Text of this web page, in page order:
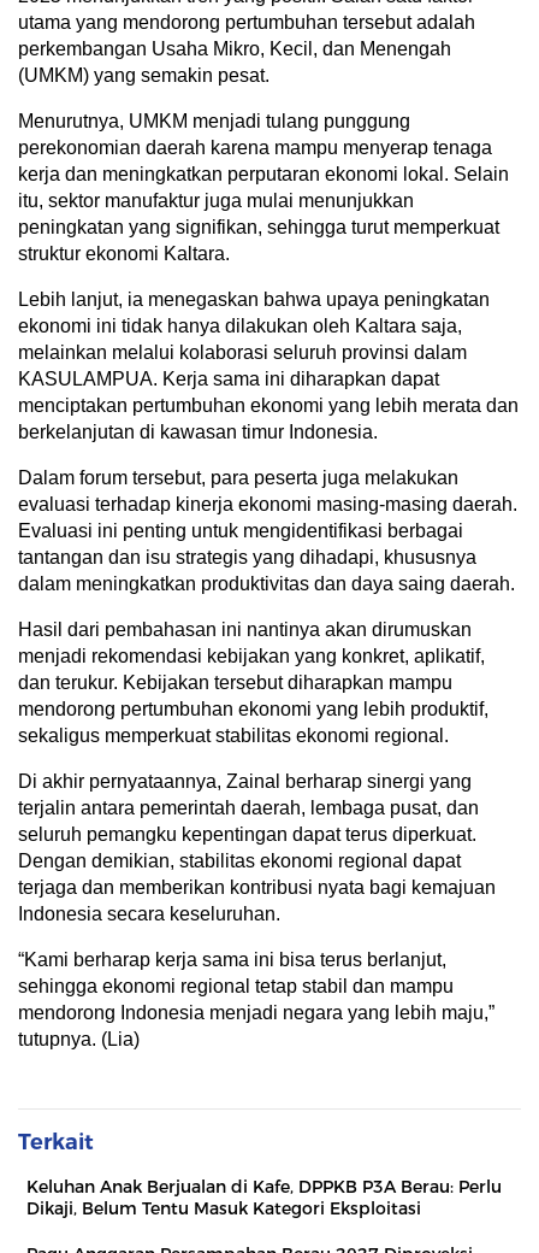
utama yang mendorong pertumbuhan tersebut adalah
perkembangan Usaha Mikro, Kecil, dan Menengah
(UMKM) yang semakin pesat.
Menurutnya, UMKM menjadi tulang punggung
perekonomian daerah karena mampu menyerap tenaga
kerja dan meningkatkan perputaran ekonomi lokal. Selain
itu, sektor manufaktur juga mulai menunjukkan
peningkatan yang signifikan, sehingga turut memperkuat
struktur ekonomi Kaltara.
Lebih lanjut, ia menegaskan bahwa upaya peningkatan
ekonomi ini tidak hanya dilakukan oleh Kaltara saja,
melainkan melalui kolaborasi seluruh provinsi dalam
KASULAMPUA. Kerja sama ini diharapkan dapat
menciptakan pertumbuhan ekonomi yang lebih merata dan
berkelanjutan di kawasan timur Indonesia.
Dalam forum tersebut, para peserta juga melakukan
evaluasi terhadap kinerja ekonomi masing-masing daerah.
Evaluasi ini penting untuk mengidentifikasi berbagai
tantangan dan isu strategis yang dihadapi, khususnya
dalam meningkatkan produktivitas dan daya saing daerah.
Hasil dari pembahasan ini nantinya akan dirumuskan
menjadi rekomendasi kebijakan yang konkret, aplikatif,
dan terukur. Kebijakan tersebut diharapkan mampu
mendorong pertumbuhan ekonomi yang lebih produktif,
sekaligus memperkuat stabilitas ekonomi regional.
Di akhir pernyataannya, Zainal berharap sinergi yang
terjalin antara pemerintah daerah, lembaga pusat, dan
seluruh pemangku kepentingan dapat terus diperkuat.
Dengan demikian, stabilitas ekonomi regional dapat
terjaga dan memberikan kontribusi nyata bagi kemajuan
Indonesia secara keseluruhan.
“Kami berharap kerja sama ini bisa terus berlanjut,
sehingga ekonomi regional tetap stabil dan mampu
mendorong Indonesia menjadi negara yang lebih maju,”
tutupnya. (Lia)
Terkait
Keluhan Anak Berjualan di Kafe, DPPKB P3A Berau: Perlu
Dikaji, Belum Tentu Masuk Kategori Eksploitasi